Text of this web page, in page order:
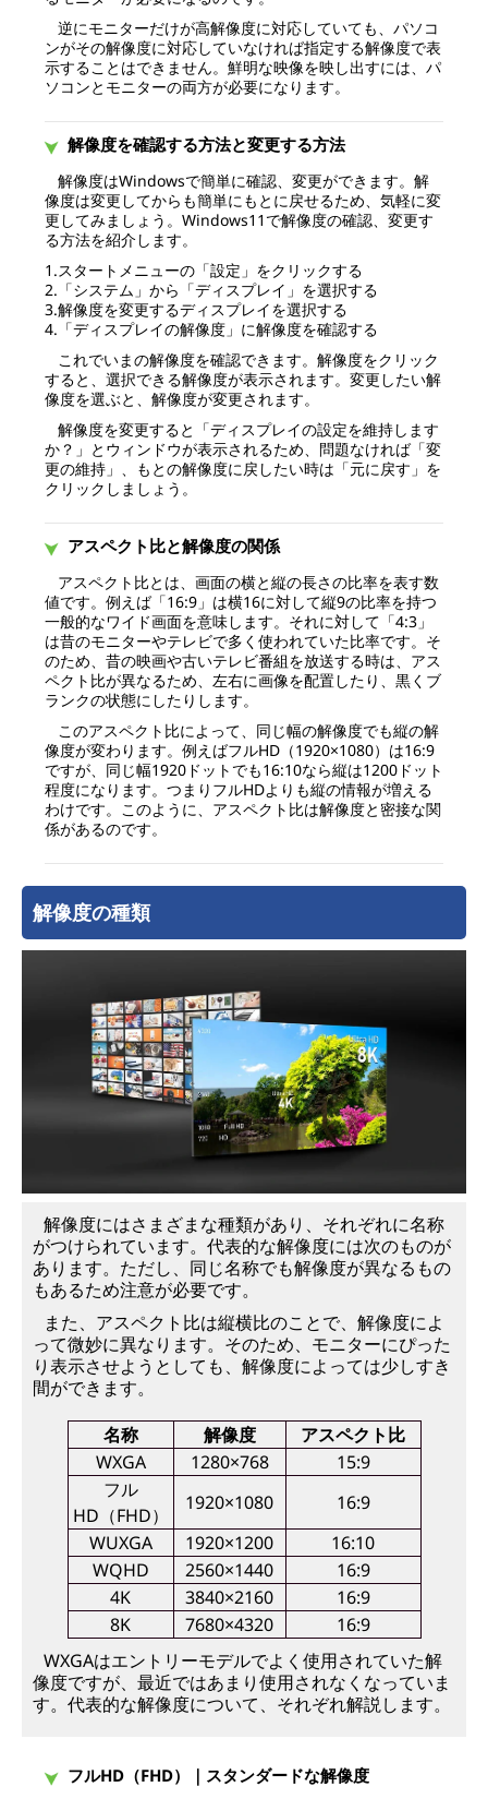
逆にモニターだけが高解像度に対応していても、パソコ
ンがその解像度に対応していなければ指定する解像度で表
示することはできません。鮮明な映像を映し出すには、パ
ソコンとモニターの両方が必要になります。
解像度を確認する方法と変更する方法
解像度はWindowsで簡単に確認、変更ができます。解
像度は変更してからも簡単にもとに戻せるため、気軽に変
更してみましょう。Windows11で解像度の確認、変更す
る方法を紹介します。
1.スタートメニューの「設定」をクリックする
2.「システム」から「ディスプレイ」を選択する
3.解像度を変更するディスプレイを選択する
4.「ディスプレイの解像度」に解像度を確認する
これでいまの解像度を確認できます。解像度をクリック
すると、選択できる解像度が表示されます。変更したい解
像度を選ぶと、解像度が変更されます。
解像度を変更すると「ディスプレイの設定を維持します
か？」とウィンドウが表示されるため、問題なければ「変
更の維持」、もとの解像度に戻したい時は「元に戻す」を
クリックしましょう。
アスペクト比と解像度の関係
アスペクト比とは、画面の横と縦の長さの比率を表す数
値です。例えば「16:9」は横16に対して縦9の比率を持つ
一般的なワイド画面を意味します。それに対して「4:3」
は昔のモニターやテレビで多く使われていた比率です。そ
のため、昔の映画や古いテレビ番組を放送する時は、アス
ペクト比が異なるため、左右に画像を配置したり、黒くブ
ランクの状態にしたりします。
このアスペクト比によって、同じ幅の解像度でも縦の解
像度が変わります。例えばフルHD（1920×1080）は16:9
ですが、同じ幅1920ドットでも16:10なら縦は1200ドット
程度になります。つまりフルHDよりも縦の情報が増える
わけです。このように、アスペクト比は解像度と密接な関
係があるのです。
解像度の種類
解像度にはさまざまな種類があり、それぞれに名称
がつけられています。代表的な解像度には次のものが
あります。ただし、同じ名称でも解像度が異なるもの
もあるため注意が必要です。
また、アスペクト比は縦横比のことで、解像度によ
って微妙に異なります。そのため、モニターにぴった
り表示させようとしても、解像度によっては少しすき
間ができます。
名称
解像度
アスペクト比
WXGA
1280×768
15:9
フル
HD（FHD）
1920×1080
16:9
WUXGA
1920×1200
16:10
WQHD
2560×1440
16:9
4K
3840×2160
16:9
8K
7680×4320
16:9
WXGAはエントリーモデルでよく使用されていた解
像度ですが、最近ではあまり使用されなくなっていま
す。代表的な解像度について、それぞれ解説します。
フルHD（FHD）｜スタンダードな解像度